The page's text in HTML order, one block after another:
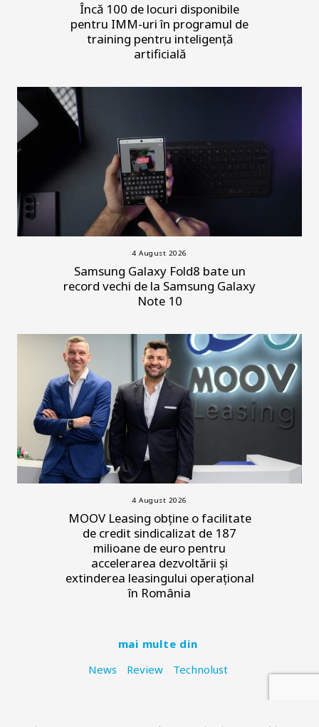
Încă 100 de locuri disponibile
pentru IMM-uri în programul de
training pentru inteligență
artificială
4 August 2026
Samsung Galaxy Fold8 bate un
record vechi de la Samsung Galaxy
Note 10
4 August 2026
MOOV Leasing obține o facilitate
de credit sindicalizat de 187
milioane de euro pentru
accelerarea dezvoltării și
extinderea leasingului operațional
în România
mai multe din
News
Review Technolust